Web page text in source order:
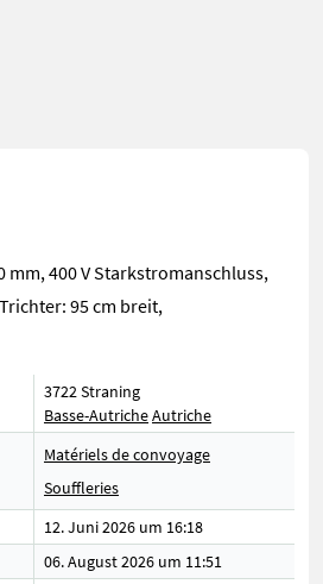
mm, 400 V Starkstromanschluss,
95 cm breit,
3722 Straning
Basse-AutricheAutriche
Matériels de convoyage
Souffleries
12. Juni 2026 um 16:18
06. August 2026 um 11:51